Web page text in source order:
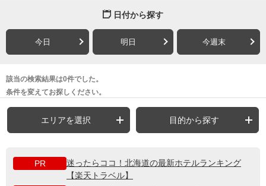
日付から探す
今日 明日 今週末
該当の検索結果は0件でした。
条件を変えてお探しください。
エリアを選択 目的から探す
PR
迷ったらココ！北海道の最新ホテルランキング
【楽天トラベル】